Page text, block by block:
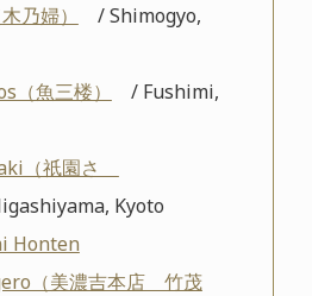
乃婦）
/ Shimogyo,
（魚三楼）
/ Fushimi,
（祇園さゝ
Kyoto
Honten
（美濃吉本店 竹茂